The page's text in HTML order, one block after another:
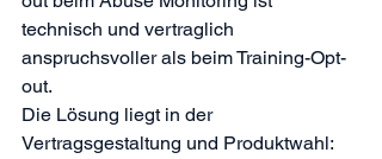
technisch und vertraglich
anspruchsvoller als beim Training-Opt-
out.
Die Lösung liegt in der
Vertragsgestaltung und Produktwahl: